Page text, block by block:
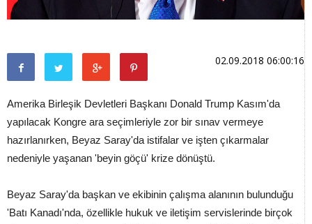
02.09.2018 06:00:16
Amerika Birleşik Devletleri Başkanı Donald Trump Kasım'da
yapılacak Kongre ara seçimleriyle zor bir sınav vermeye
hazırlanırken, Beyaz Saray'da istifalar ve işten çıkarmalar
nedeniyle yaşanan 'beyin göçü' krize dönüştü.
Beyaz Saray'da başkan ve ekibinin çalışma alanının bulunduğu
'Batı Kanadı'nda, özellikle hukuk ve iletişim servislerinde birçok